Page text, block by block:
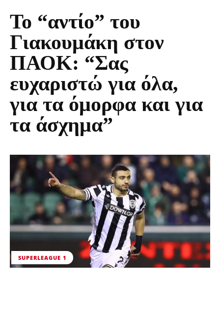
Το “αντίο” του
Γιακουμάκη στον
ΠΑΟΚ: “Σας
ευχαριστώ για όλα,
για τα όμορφα και για
τα άσχημα”
SUPERLEAGUE 1